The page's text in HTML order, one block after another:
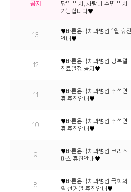
공지
당일 발치, 사랑니 수면 발치
가능합니다♥
13
♥바른윤곽치과병원 1월 휴진
안내♥
12
♥바른윤곽치과병원 광복절
진료일정 공지♥
11
♥바른윤곽치과병원 추석연
휴 휴진안내♥
10
♥바른윤곽치과병원 추석연
휴 휴진안내♥
9
♥바른윤곽치과병원 크리스
마스 휴진안내♥
8
♥바른윤곽치과병원 국회의
원 선거일 휴진안내♥